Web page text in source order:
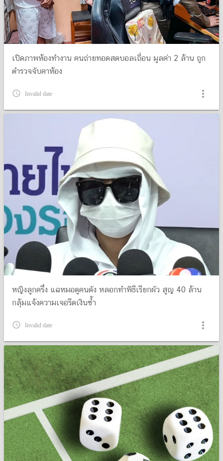
เปิดภาพห้องทำงาน คนถ่ายทอดสดบอลเถื่อน มูลค่า 2 ล้าน ถูก
ตำรวจจับคาห้อง
query_builder Invalid date more_vert
หญิงลูกครึ่ง แฉหมอดูคนดัง หลอกทำพิธีเรียกผัว สูญ 40 ล้าน
กลุ้มแจ้งความเจอรีดเงินซ้ำ
query_builder Invalid date more_vert